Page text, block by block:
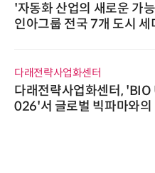
'…
페
2
즈니